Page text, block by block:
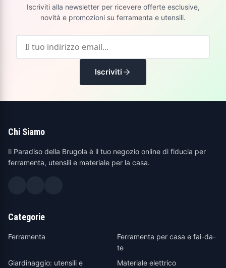
Iscriviti alla newsletter per ricevere offerte esclusive,
novità e promozioni su ferramenta e utensili.
Iscriviti
Chi Siamo
Il Paradiso della Brugola è il tuo negozio online di fiducia per
ferramenta, utensili e materiale per la casa.
Categorie
Ferramenta
Ferramenta per casa e fai-da-
te
Giardinaggio: utensili e
Materiale elettrico